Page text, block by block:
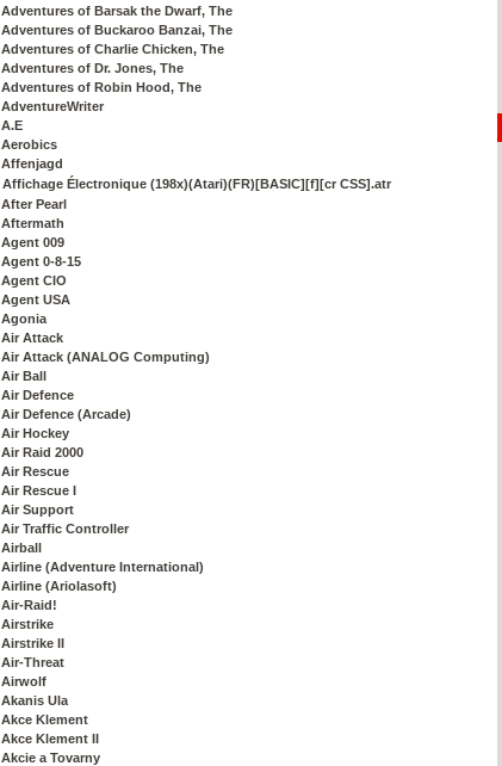
Adventures of Barsak the Dwarf, The
Adventures of Buckaroo Banzai, The
Adventures of Charlie Chicken, The
Adventures of Dr. Jones, The
Adventures of Robin Hood, The
AdventureWriter
A.E
Aerobics
Affenjagd
Affichage Électronique (198x)(Atari)(FR)[BASIC][f][cr CSS].atr
After Pearl
Aftermath
Agent 009
Agent 0-8-15
Agent CIO
Agent USA
Agonia
Air Attack
Air Attack (ANALOG Computing)
Air Ball
Air Defence
Air Defence (Arcade)
Air Hockey
Air Raid 2000
Air Rescue
Air Rescue I
Air Support
Air Traffic Controller
Airball
Airline (Adventure International)
Airline (Ariolasoft)
Air-Raid!
Airstrike
Airstrike II
Air-Threat
Airwolf
Akanis Ula
Akce Klement
Akce Klement II
Akcie a Tovarny